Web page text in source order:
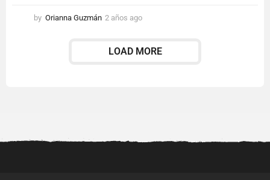
by Orianna Guzmán 2 años ago
o
LOAD MORE